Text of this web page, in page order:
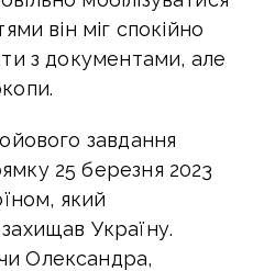
він міг спокійно
з документами, але
завдання
25 березня 2023
який
Україну.
Олександра,